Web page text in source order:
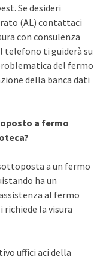
Se desideri
(AL) contattaci
con consulenza
telefono ti guiderà su
del fermo
della banca dati
a fermo
a un fermo
ha un
al fermo
la visura
uffici aci della